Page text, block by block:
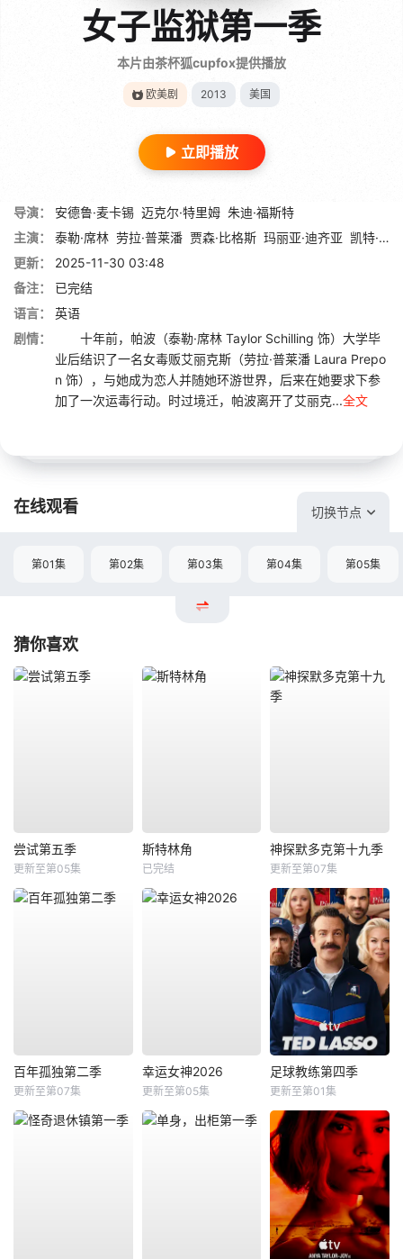
女子监狱第一季
本片由茶杯狐cupfox提供播放
欧美剧 2013 美国
立即播放
导演： 安德鲁·麦卡锡 迈克尔·特里姆 朱迪·福斯特
主演：
泰勒·席林 劳拉·普莱潘 贾森·比格斯 玛丽亚·迪齐亚 凯特·穆格鲁
更新：
2025-11-30 03:48
备注：
已完结
语言：
英语
剧情：
十年前，帕波（泰勒·席林 Taylor Schilling 饰）大学毕
业后结识了一名女毒贩艾丽克斯（劳拉·普莱潘 Laura Prepo
n 饰），与她成为恋人并随她环游世界，后来在她要求下参
加了一次运毒行动。时过境迁，帕波离开了艾丽克...全文
在线观看 切换节点
第01集 第02集 第03集 第04集 第05集
猜你喜欢
尝试第五季
更新至第05集
斯特林角
已完结
神探默多克第十九季
更新至第07集
百年孤独第二季
更新至第07集
幸运女神2026
更新至第05集
足球教练第四季
更新至第01集